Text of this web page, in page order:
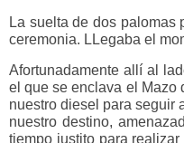
La suelta de dos palomas
ceremonia. LLegaba el
Afortunadamente allí al
el que se enclava el Mazo
nuestro diesel para seguir
nuestro destino,
tiempo justito para